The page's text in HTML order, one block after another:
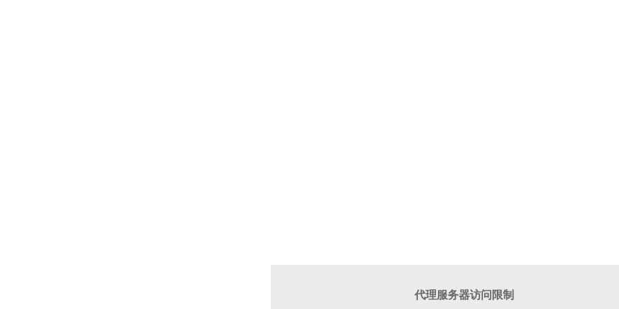
代理服务器访问限制